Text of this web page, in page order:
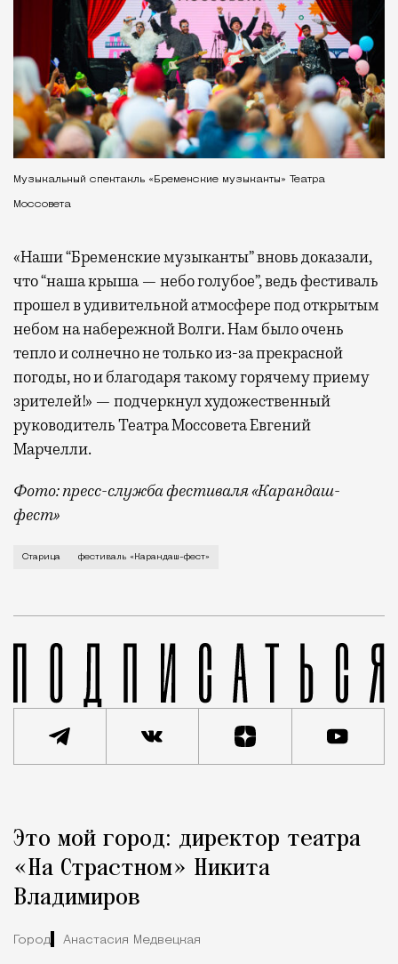
Музыкальный спектакль «Бременские музыканты» Театра
Моссовета
«Наши “Бременские музыканты” вновь доказали,
что “наша крыша — небо голубое”, ведь фестиваль
прошел в удивительной атмосфере под открытым
небом на набережной Волги. Нам было очень
тепло и солнечно не только из-за прекрасной
погоды, но и благодаря такому горячему приему
зрителей!» — подчеркнул художественный
руководитель Театра Моссовета Евгений
Марчелли.
Фото: пресс-служба фестиваля «Карандаш-
фест»
В минувший уикенд маленькая Старица в
Старица фестиваль «Карандаш-фест»
Город
Это мой город: директор театра
«На Страстном» Никита
Владимиров
Город Анастасия Медвецкая